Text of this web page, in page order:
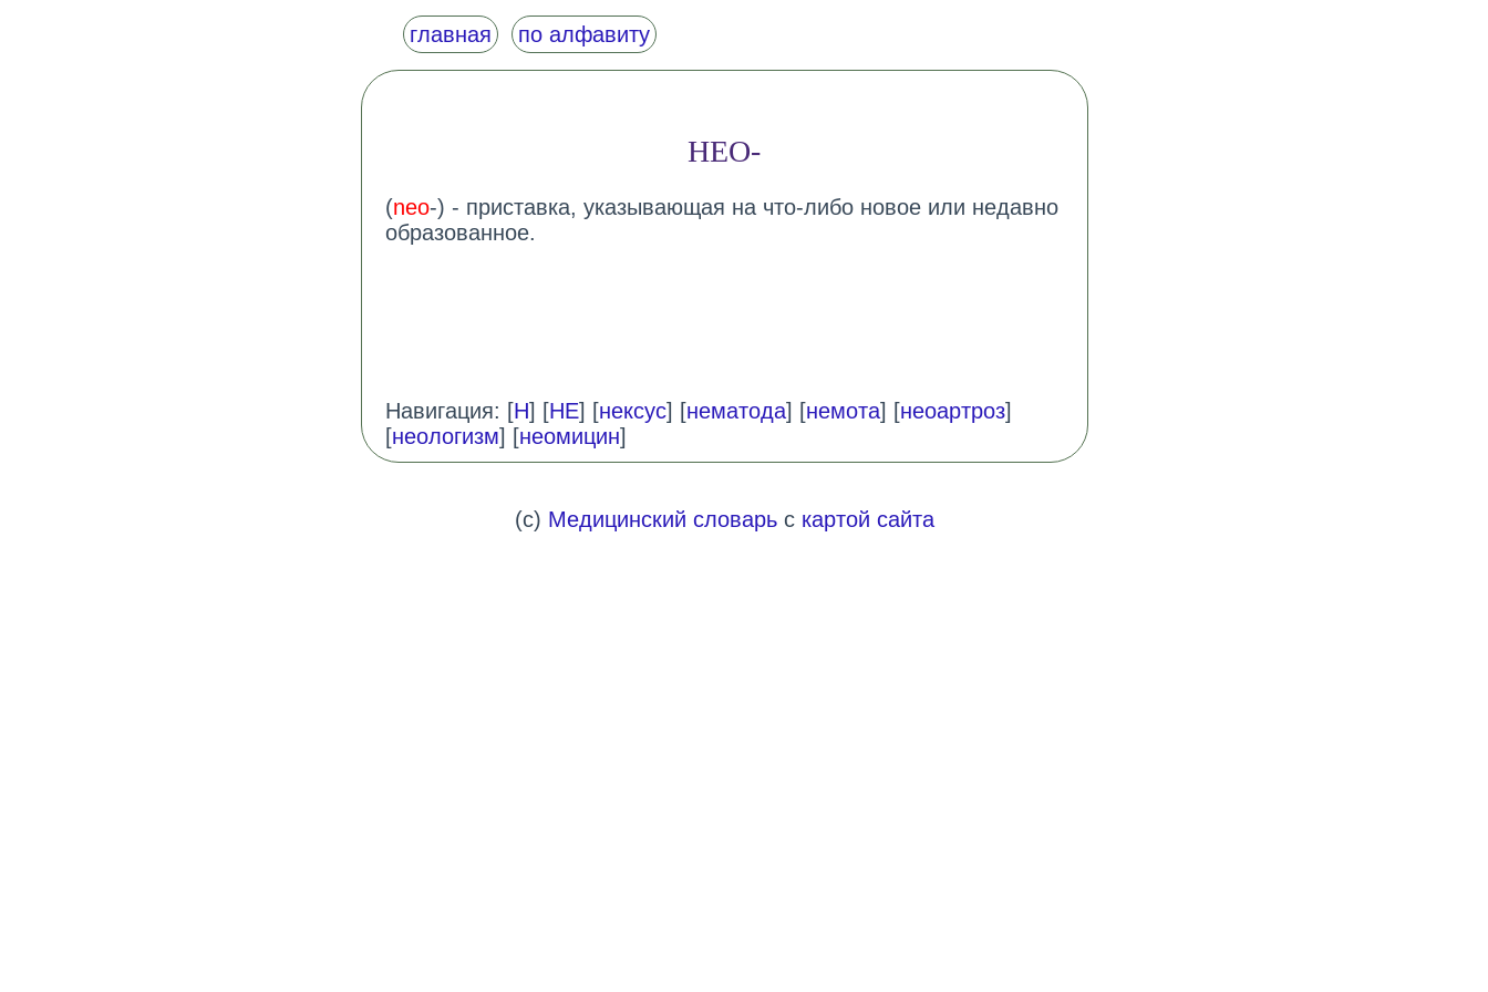
главная по алфавиту
НЕО-
(neo-) - приставка, указывающая на что-либо новое или недавно
образованное.
Навигация: [Н] [НЕ] [нексус] [нематода] [немота] [неоартроз]
[неологизм] [неомицин]
(c) Медицинский словарьс картой сайта